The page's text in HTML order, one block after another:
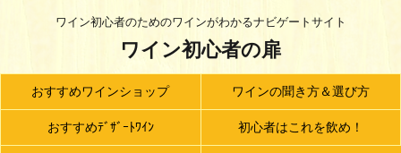
ワイン初心者のためのワインがわかるナビゲートサイト
ワイン初心者の扉
おすすめワインショップ ワインの聞き方＆選び方
おすすめﾃﾞｻﾞｰﾄﾜｲﾝ 初心者はこれを飲め！